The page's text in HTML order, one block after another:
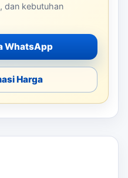
dan kebutuhan
WhatsApp
Harga